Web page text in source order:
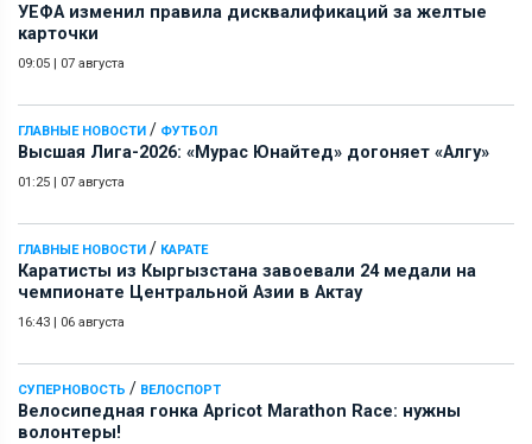
УЕФА изменил правила дисквалификаций за желтые
карточки
09:05 | 07 августа
ГЛАВНЫЕ НОВОСТИ / ФУТБОЛ
Высшая Лига-2026: «Мурас Юнайтед» догоняет «Алгу»
01:25 | 07 августа
ГЛАВНЫЕ НОВОСТИ / КАРАТЕ
Каратисты из Кыргызстана завоевали 24 медали на
чемпионате Центральной Азии в Актау
16:43 | 06 августа
СУПЕРНОВОСТЬ / ВЕЛОСПОРТ
Велосипедная гонка Apricot Marathon Race: нужны
волонтеры!